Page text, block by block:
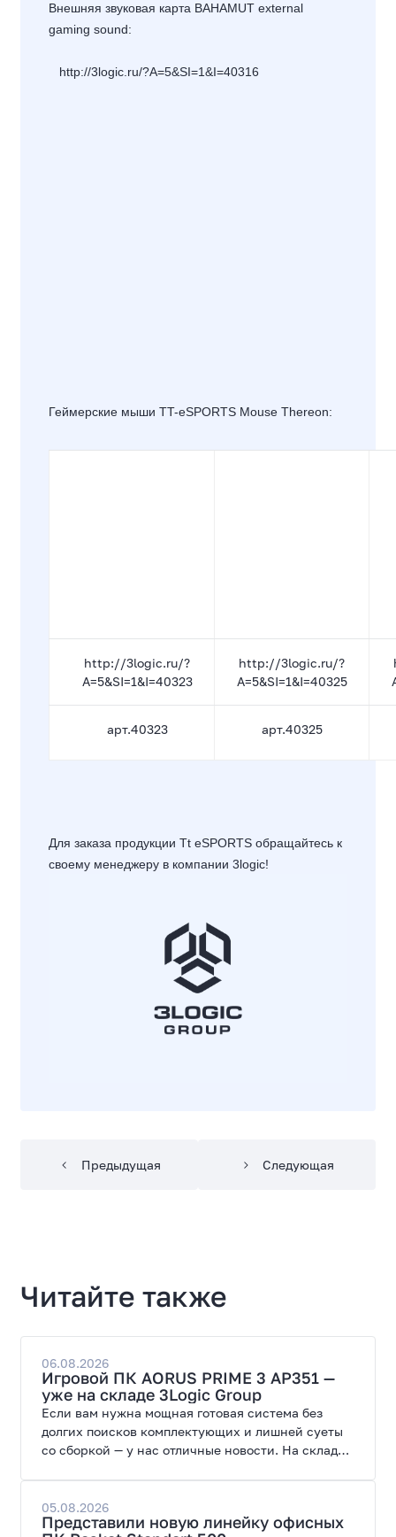
Внешняя звуковая карта BAHAMUT external
gaming sound:
http://3logic.ru/?A=5&SI=1&I=40316
Геймерские мыши TT-eSPORTS Mouse Thereon:
http://3logic.ru/?
A=5&SI=1&I=40323
http://3logic.ru/?
A=5&SI=1&I=40325
арт.40323 арт.40325
Для заказа продукции Tt eSPORTS обращайтесь к
своему менеджеру в компании 3logic!
Предыдущая Следующая
Читайте также
06.08.2026
Игровой ПК AORUS PRIME 3 AP351 —
уже на складе 3Logic Group
Если вам нужна мощная готовая система без
долгих поисков комплектующих и лишней суеты
со сборкой — у нас отличные новости. На склад
современных игр и работы с нейросетями.
05.08.2026
Представили новую линейку офисных